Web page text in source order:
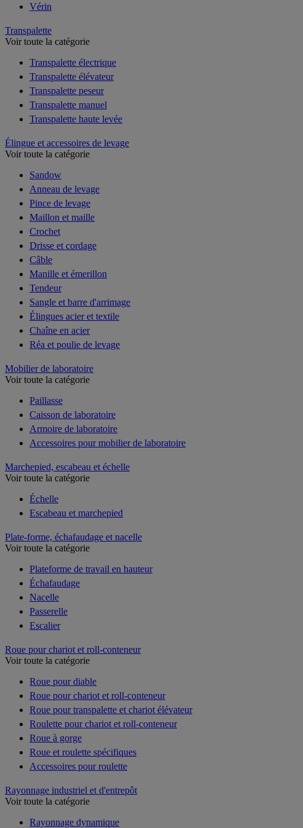
Vérin
Transpalette
Voir toute la catégorie
Transpalette électrique
Transpalette élévateur
Transpalette peseur
Transpalette manuel
Transpalette haute levée
Élingue et accessoires de levage
Voir toute la catégorie
Sandow
Anneau de levage
Pince de levage
Maillon et maille
Crochet
Drisse et cordage
Câble
Manille et émerillon
Tendeur
Sangle et barre d'arrimage
Élingues acier et textile
Chaîne en acier
Réa et poulie de levage
Mobilier de laboratoire
Voir toute la catégorie
Paillasse
Caisson de laboratoire
Armoire de laboratoire
Accessoires pour mobilier de laboratoire
Marchepied, escabeau et échelle
Voir toute la catégorie
Échelle
Escabeau et marchepied
Plate-forme, échafaudage et nacelle
Voir toute la catégorie
Plateforme de travail en hauteur
Échafaudage
Nacelle
Passerelle
Escalier
Roue pour chariot et roll-conteneur
Voir toute la catégorie
Roue pour diable
Roue pour chariot et roll-conteneur
Roue pour transpalette et chariot élévateur
Roulette pour chariot et roll-conteneur
Roue à gorge
Roue et roulette spécifiques
Accessoires pour roulette
Rayonnage industriel et d'entrepôt
Voir toute la catégorie
Rayonnage dynamique